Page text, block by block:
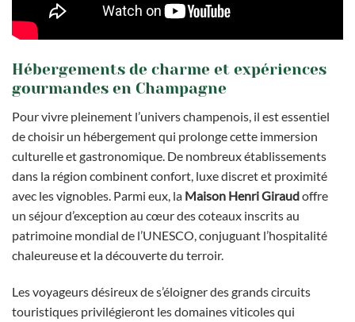
Hébergements de charme et expériences
gourmandes en Champagne
Pour vivre pleinement l’univers champenois, il est essentiel
de choisir un hébergement qui prolonge cette immersion
culturelle et gastronomique. De nombreux établissements
dans la région combinent confort, luxe discret et proximité
avec les vignobles. Parmi eux, la Maison Henri Giraudoffre
un séjour d’exception au cœur des coteaux inscrits au
patrimoine mondial de l’UNESCO, conjuguant l’hospitalité
chaleureuse et la découverte du terroir.
Les voyageurs désireux de s’éloigner des grands circuits
touristiques privilégieront les domaines viticoles qui